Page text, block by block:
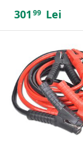
301 99 Lei